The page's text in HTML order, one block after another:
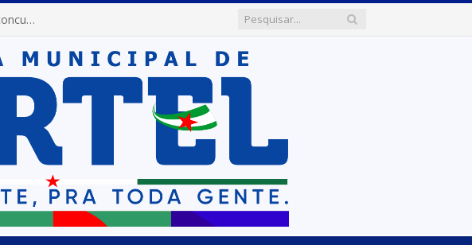
Prefeitura de Portel prorroga inscrições e altera horários dos concursos “Musa” e “Miss Mix Verão 2026”